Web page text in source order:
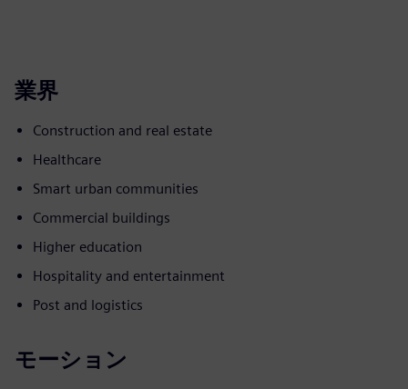
業界
Construction and real estate
Healthcare
Smart urban communities
Commercial buildings
Higher education
Hospitality and entertainment
Post and logistics
モーション